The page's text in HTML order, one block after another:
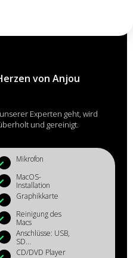
von Anjou
Experten geht, wird
und gereinigt.
Mikrofon
MacOS-
Installation
Graphikkarte
Reinigung des
Macs
Anschlüsse: USB,
SD...
CD/DVD Player